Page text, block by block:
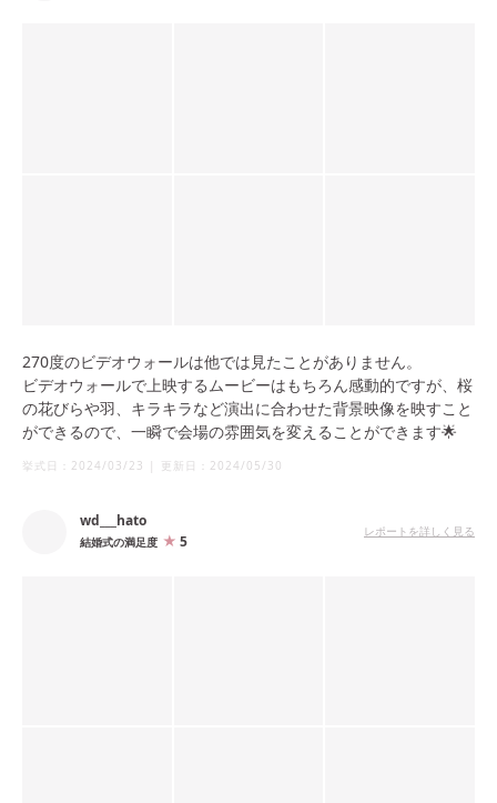
270度のビデオウォールは他では見たことがありません。
ビデオウォールで上映するムービーはもちろん感動的ですが、桜
の花びらや羽、キラキラなど演出に合わせた背景映像を映すこと
ができるので、一瞬で会場の雰囲気を変えることができます🌟
挙式日： 2024/03/23 | 更新日： 2024/05/30
wd___hato
結婚式の満足度 5
レポートを詳しく見る